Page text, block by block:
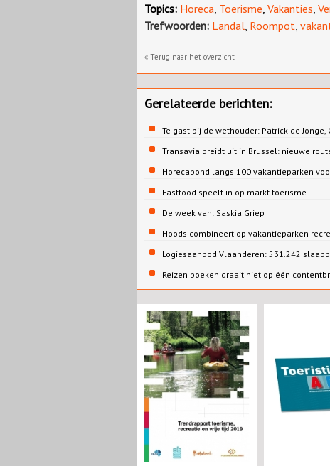
Topics: Horeca Toerisme Vakanties
Trefwoorden: Landal Roompot
« Terug naar het overzicht
Gerelateerde berichten:
Te gast bij de wethouder: Patrick de Jonge,
Transavia breidt uit in Brussel: nieuwe
Horecabond langs 100 vakantieparken
Fastfood speelt in op markt toerisme
De week van: Saskia Griep
Hoods combineert op vakantieparken
Logiesaanbod Vlaanderen: 531.242
Reizen boeken draait niet op één